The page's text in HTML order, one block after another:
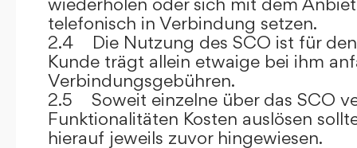
telefonisch in Verbindung setzen.
2.4 Die Nutzung des SCO ist für den
Kunde trägt allein etwaige bei ihm
Verbindungsgebühren.
2.5 Soweit einzelne über das SCO
Funktionalitäten Kosten auslösen
hierauf jeweils zuvor hingewiesen.